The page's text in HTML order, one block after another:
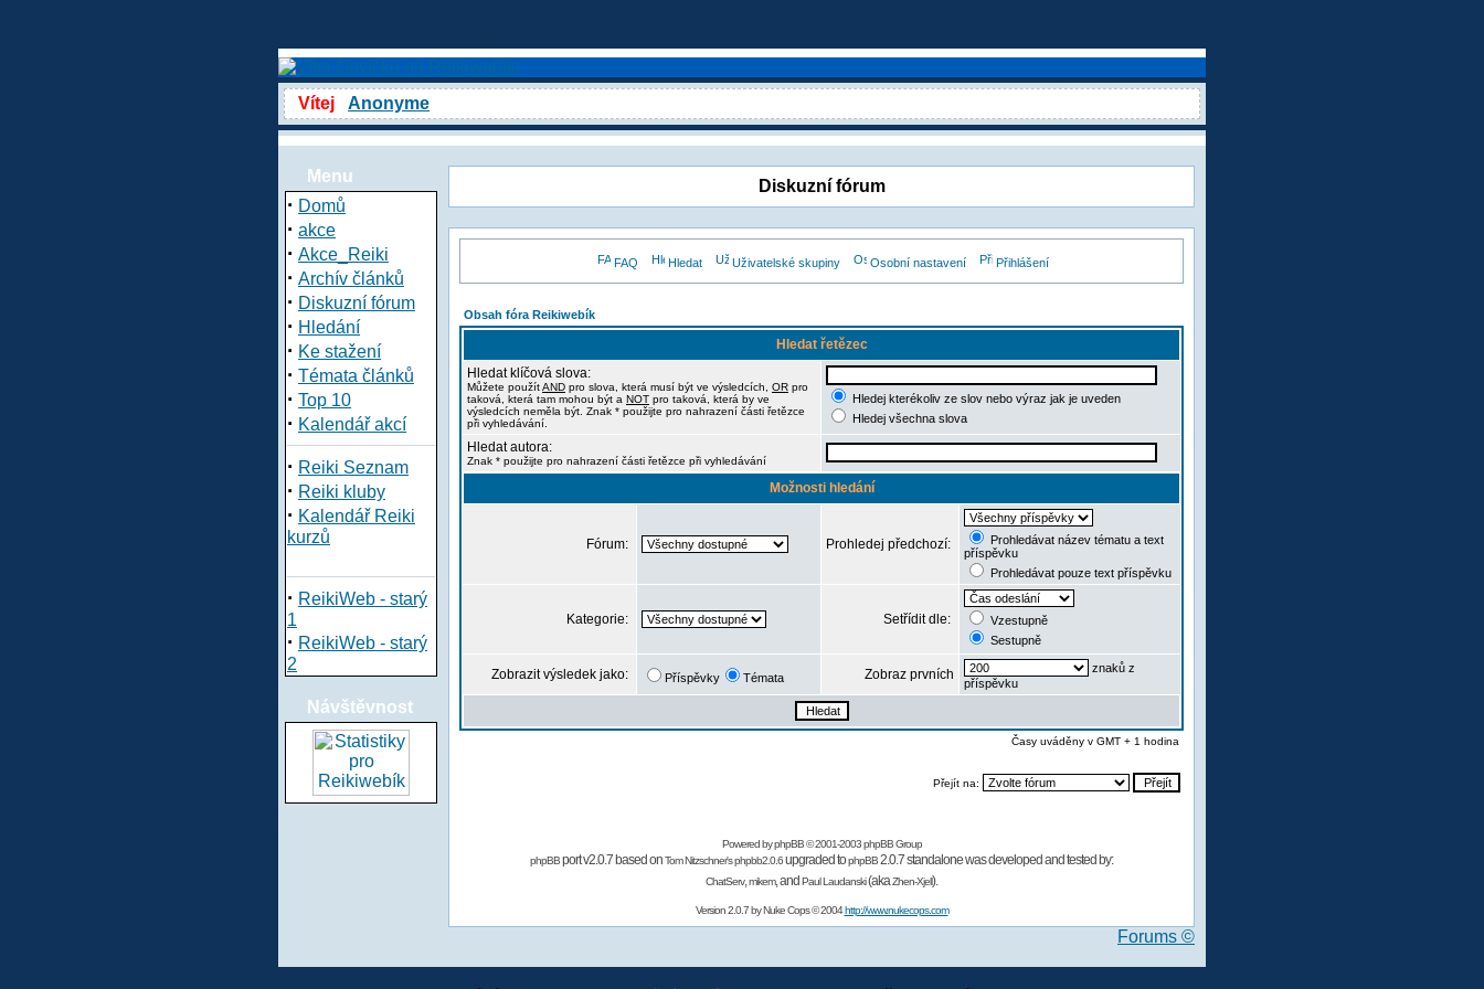
Vítej Anonyme
Menu
· Domů
· akce
· Akce_Reiki
· Archív článků
· Diskuzní fórum
· Hledání
· Ke stažení
· Témata článků
· Top 10
· Kalendář akcí
· Reiki Seznam
· Reiki kluby
· Kalendář Reiki
kurzů
· ReikiWeb - starý
1
· ReikiWeb - starý
2
Návštěvnost
Diskuzní fórum
FAQ Hledat Uživatelské skupiny Osobní nastavení Přihlášení
Obsah fóra Reikiwebík
Hledat řetězec
Hledat klíčová slova:
Můžete použítAND pro slova, která musí být ve výsledcích, OR pro
taková, která tam mohou být a NOT pro taková, která by ve
výsledcích neměla být. Znak * použijte pro nahrazení části řetězce
při vyhledávání.
Hledej kterékoliv ze slov nebo výraz jak je uveden
Hledej všechna slova
Hledat autora:
Znak * použijte pro nahrazení části řetězce při vyhledávání
Možnosti hledání
Fórum: Prohledej předchozí:
Prohledávat název tématu a text
příspěvku
Prohledávat pouze text příspěvku
Kategorie: Setřídit dle:
Vzestupně
Sestupně
Zobrazit výsledek jako: Příspěvky Témata Zobraz prvních
znaků z
příspěvku
Časy uváděny v GMT + 1 hodina
Přejít na:
Powered byphpBB© 2001-2003 phpBB Group
phpBBport v2.0.7 based onTom Nitzschner'sphpbb2.0.6upgraded tophpBB2.0.7 standalone was developed and tested by:
ChatServ,mikem,and Paul Laudanski(akaZhen-Xjell).
Version 2.0.7 byNuke Cops© 2004http://www.nukecops.com
Forums ©